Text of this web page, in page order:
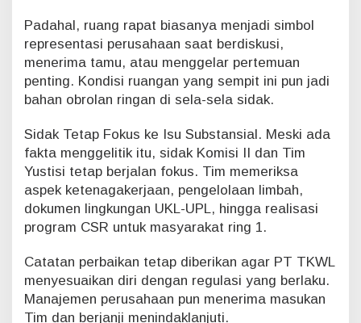
l
a
s
P
e
s
a
h
a
B
s
a
r
Padahal, ruang rapat biasanya menjadi simbol
representasi perusahaan saat berdiskusi,
menerima tamu, atau menggelar pertemuan
penting. Kondisi ruangan yang sempit ini pun jadi
bahan obrolan ringan di sela-sela sidak.
Sidak Tetap Fokus ke Isu Substansial. Meski ada
fakta menggelitik itu, sidak Komisi II dan Tim
Yustisi tetap berjalan fokus. Tim memeriksa
aspek ketenagakerjaan, pengelolaan limbah,
dokumen lingkungan UKL-UPL, hingga realisasi
program CSR untuk masyarakat ring 1.
Catatan perbaikan tetap diberikan agar PT TKWL
menyesuaikan diri dengan regulasi yang berlaku.
Manajemen perusahaan pun menerima masukan
Tim dan berjanji menindaklanjuti.